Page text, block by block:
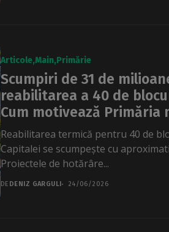
Articole Main Primărie
Scumpiri de 31 de
reabilitarea a 40 de
Cum motivează Primăria
Reabilitarea termică pentru 40 de
Capitalei se scumpește cu
Proiectele de hotărâre...
DE DENIZ GARGULI 24/06/2026